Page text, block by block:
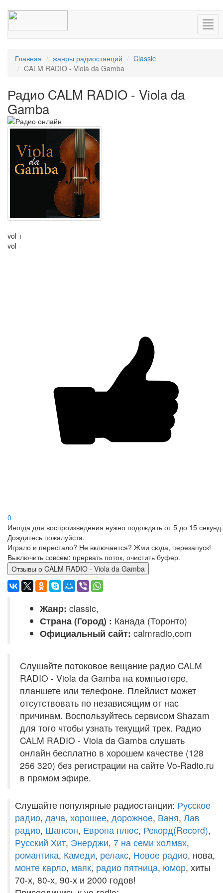
Главная жанры радиостанций
Classic
CALM RADIO - Viola da Gamba
Радио CALM RADIO - Viola da
Gamba
vol +
vol -
0
Иногда для воспроизведения нужно подождать от 5 до 15 секунд.
Дождитесь пожалуйста.
Играло и перестало? Не включается? Жми сюда, перезапуск!
Выключить совсем: прервать поток, очистить буфер.
Отзывы о CALM RADIO - Viola da Gamba
Жанр: classic,
Страна (Город) : Канада (Торонто)
Официальный сайт: calmradio.com
Слушайте потоковое вещание радио CALM
RADIO - Viola da Gamba на компьютере,
планшете или телефоне. Плейлист может
отсутствовать по независящим от нас
причинам. Воспользуйтесь сервисом Shazam
для того чтобы узнать текущий трек. Радио
CALM RADIO - Viola da Gamba слушать
онлайн бесплатно в хорошем качестве (128
256 320) без регистрации на сайте Vo-Radio.ru
в прямом эфире.
Слушайте популярные радиостанции: Русское
радио, дача, хорошее, дорожное, Ваня, Лав
радио, Шансон, Европа плюс, Рекорд(Record),
Русский Хит, Энерджи, 7 на семи холмах,
романтика, Камеди, релакс, Новое радио, нова,
монте карло, маяк, радио пятница, юмор, хиты
70-х, 80-х, 90-х и 2000 годов!